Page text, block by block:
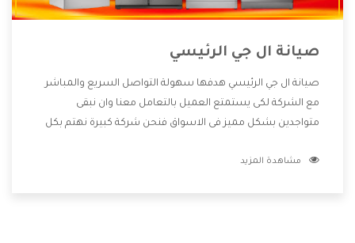
صيانة ال جي الرئيسي
صيانة ال جي الرئيسي هدفها سهولة التواصل السريع والمباشر
مع الشركة لكى يستمتع العميل بالتعامل معنا وان نبقى
متواجدين بشكل مميز فى الاسواق فنحن شركة كبيرة نهتم بكل
الشركة بها والتى تكون منها خدمة الصيانة التى تكون من أهم
مشاهدة المزيد